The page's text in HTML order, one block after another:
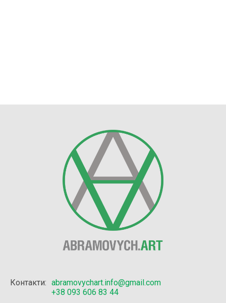
Контакти: abramovychart.info@gmail.com
+38 093 606 83 44